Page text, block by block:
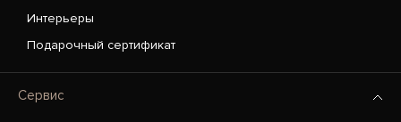
Интерьеры
Подарочный сертификат
Сервис